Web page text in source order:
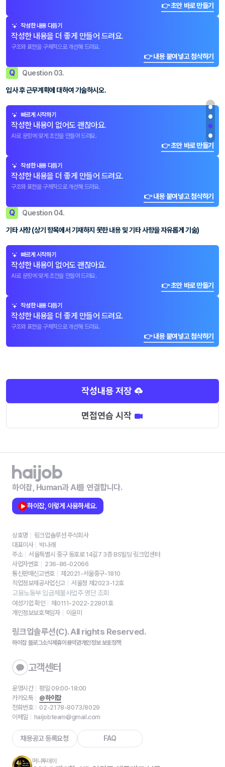
👉 초안 바로 만들기
작성한 내용 다듬기
작성한 내용을 더 좋게 만들어 드려요.
구조와 표현을 구체적으로 개선해 드려요.
👉 내용 붙여넣고 첨삭하기
Q Question 03.
입사 후 근무계획에 대하여 기술하시오.
빠르게 시작하기
작성한 내용이 없어도 괜찮아요.
AI로 문항에 맞게 초안을 만들어 드려요.
👉 초안 바로 만들기
작성한 내용 다듬기
작성한 내용을 더 좋게 만들어 드려요.
구조와 표현을 구체적으로 개선해 드려요.
👉 내용 붙여넣고 첨삭하기
Q Question 04.
기타 사항 (상기 항목에서 기재하지 못한 내용 및 기타 사항을 자유롭게 기술)
빠르게 시작하기
작성한 내용이 없어도 괜찮아요.
AI로 문항에 맞게 초안을 만들어 드려요.
👉 초안 바로 만들기
작성한 내용 다듬기
작성한 내용을 더 좋게 만들어 드려요.
구조와 표현을 구체적으로 개선해 드려요.
👉 내용 붙여넣고 첨삭하기
작성내용 저장
면접연습 시작
하이잡, Human과 AI를 연결합니다.
하이잡, 이렇게 사용하세요.
상호명
링크업솔루션 주식회사
대표이사
박나래
주소
서울특별시 중구 동호로 14길7 3층 BS빌딩 링크업센터
사업자번호
236-86-02066
통신판매신고번호
제2021-서울중구-1810
직업정보제공사업신고
서울청 제2023-12호
고용노동부 임금체불사업주 명단 조회
여성기업 확인
제0111-2022-22801호
개인정보보호책임자
이윤미
링크업솔루션(C). All rights Reserved.
하이잡 블로그소식제휴이용약관개인정보 보호정책
고객센터
운영시간
평일 09:00-18:00
카카오톡
@하이잡
전화번호
02-2178-8073/8029
이메일
haijobteam@gmail.com
채용공고 등록요청 FAQ
머니투데이